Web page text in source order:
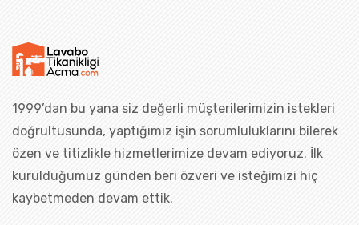
1999’dan bu yana siz değerli müşterilerimizin istekleri
doğrultusunda, yaptığımız işin sorumluluklarını bilerek
özen ve titizlikle hizmetlerimize devam ediyoruz. İlk
kurulduğumuz günden beri özveri ve isteğimizi hiç
kaybetmeden devam ettik.